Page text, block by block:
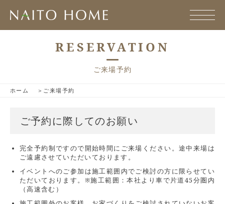
RESERVATION
ご来場予約
ホーム ご来場予約
ご予約に際してのお願い
完全予約制ですので開始時間にご来場ください。途中来場は
ご遠慮させていただいております。
イベントへのご参加は施工範囲内でご検討の方に限らせてい
ただいております。※施工範囲：本社より車で片道45分圏内
（高速含む）